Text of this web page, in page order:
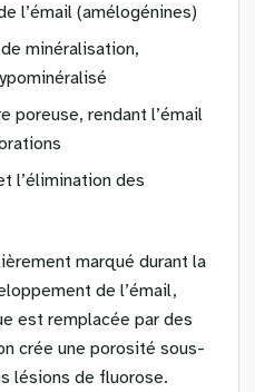
l’émail (amélogénines)
minéralisation,
poreuse, rendant l’émail
l’élimination des
marqué durant la
de l’émail,
est remplacée par des
crée une porosité sous-
lésions de fluorose.